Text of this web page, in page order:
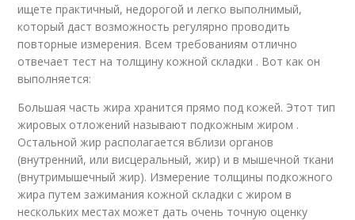
ищете практичный, недорогой и легко выполнимый,
который даст возможность регулярно проводить
повторные измерения. Всем требованиям отлично
отвечает тест на толщину кожной складки . Вот как он
выполняется:
Большая часть жира хранится прямо под кожей. Этот тип
жировых отложений называют подкожным жиром .
Остальной жир располагается вблизи органов
(внутренний, или висцеральный, жир) и в мышечной ткани
(внутримышечный жир). Измерение толщины подкожного
жира путем зажимания кожной складки с жиром в
нескольких местах может дать очень точную оценку